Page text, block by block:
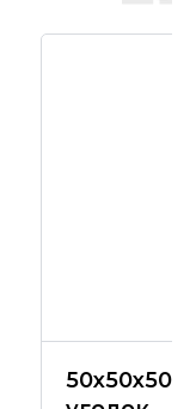
50х50х50